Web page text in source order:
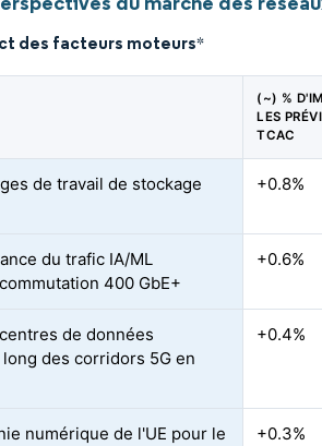
des facteurs moteurs*
(~) %
LES
TCAC
de travail de stockage
+0.8%
du trafic IA/ML
400 GbE+
+0.6%
de données
des corridors 5G en
+0.4%
numérique de l'UE pour le
+0.3%